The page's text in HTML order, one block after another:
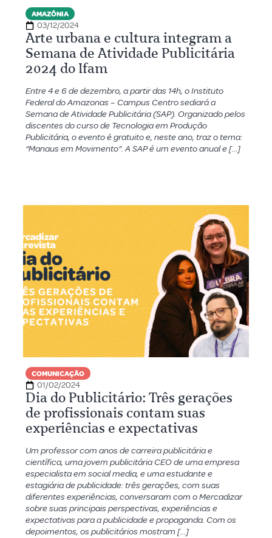
AMAZÔNIA
03/12/2024
Arte urbana e cultura integram a
Semana de Atividade Publicitária
2024 do Ifam
Entre 4 e 6 de dezembro, a partir das 14h, o Instituto
Federal do Amazonas – Campus Centro sediará a
Semana de Atividade Publicitária (SAP). Organizado pelos
discentes do curso de Tecnologia em Produção
Publicitária, o evento é gratuito e, neste ano, traz o tema:
“Manaus em Movimento”. A SAP é um evento anual e […]
COMUNICAÇÃO
01/02/2024
Dia do Publicitário: Três gerações
de profissionais contam suas
experiências e expectativas
Um professor com anos de carreira publicitária e
científica, uma jovem publicitária CEO de uma empresa
especialista em social media, e uma estudante e
estagiária de publicidade: três gerações, com suas
diferentes experiências, conversaram com o Mercadizar
sobre suas principais perspectivas, experiências e
expectativas para a publicidade e propaganda. Com os
depoimentos, os publicitários mostram […]